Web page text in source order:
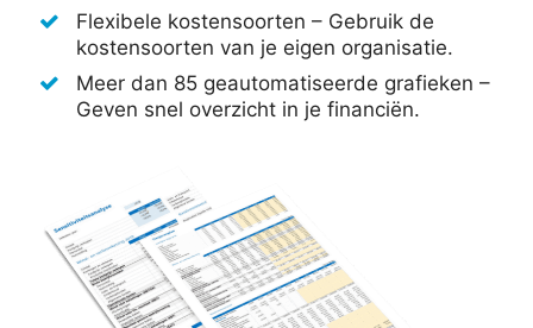
Flexibele kostensoorten – Gebruik de
kostensoorten van je eigen organisatie.
Meer dan 85 geautomatiseerde grafieken –
Geven snel overzicht in je financiën.